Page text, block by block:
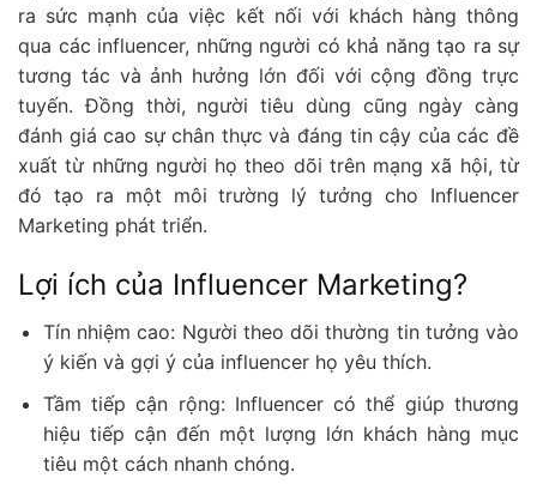
ra sức mạnh của việc kết nối với khách hàng thông
qua các influencer, những người có khả năng tạo ra sự
tương tác và ảnh hưởng lớn đối với cộng đồng trực
tuyến. Đồng thời, người tiêu dùng cũng ngày càng
đánh giá cao sự chân thực và đáng tin cậy của các đề
xuất từ những người họ theo dõi trên mạng xã hội, từ
đó tạo ra một môi trường lý tưởng cho Influencer
Marketing phát triển.
Lợi ích của Influencer Marketing?
Tín nhiệm cao: Người theo dõi thường tin tưởng vào
ý kiến và gợi ý của influencer họ yêu thích.
Tầm tiếp cận rộng: Influencer có thể giúp thương
hiệu tiếp cận đến một lượng lớn khách hàng mục
tiêu một cách nhanh chóng.